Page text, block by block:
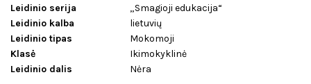
Leidinio serija
„Smagioji edukacija“
Leidinio kalba
lietuvių
Leidinio tipas
Mokomoji
Klasė
Ikimokyklinė
Leidinio dalis
Nėra